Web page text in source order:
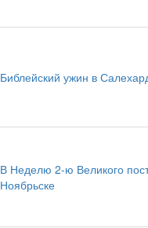
Библейский ужин в
В Неделю 2-ю Великого
Ноябрьске